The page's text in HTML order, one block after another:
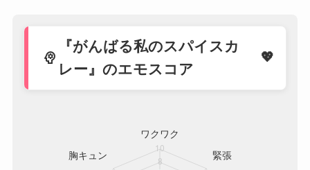
psychology
『がんばる私のスパイスカ
レー』のエモスコア